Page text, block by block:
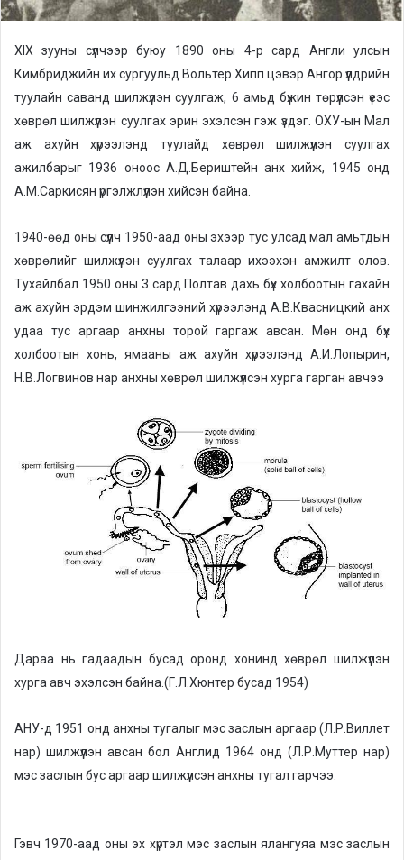
XIX зууны сүүлчээр буюу 1890 оны 4-р сард Англи улсын
Кимбриджийн их сургуульд Вольтер Хипп цэвэр Ангор үүлдрийн
туулайн саванд шилжүүлэн суулгаж, 6 амьд бүжин төрүүлсэн үеэс
хөврөл шилжүүлэн суулгах эрин эхэлсэн гэж үздэг. ОХУ-ын Мал
аж ахуйн хүрээлэнд туулайд хөврөл шилжүүлэн суулгах
ажилбарыг 1936 оноос А.Д.Бериштейн анх хийж, 1945 онд
А.М.Саркисян үргэлжлүүлэн хийсэн байна.
1940-өөд оны сүүлч 1950-аад оны эхээр тус улсад мал амьтдын
хөврөлийг шилжүүлэн суулгах талаар ихээхэн амжилт олов.
Тухайлбал 1950 оны 3 сард Полтав дахь бүх холбоотын гахайн
аж ахуйн эрдэм шинжилгээний хүрээлэнд А.В.Квасницкий анх
удаа тус аргаар анхны торой гаргаж авсан. Мөн онд бүх
холбоотын хонь, ямааны аж ахуйн хүрээлэнд А.И.Лопырин,
Н.В.Логвинов нар анхны хөврөл шилжүүлсэн хурга гарган авчээ
Дараа нь гадаадын бусад оронд хонинд хөврөл шилжүүлэн
хурга авч эхэлсэн байна.(Г.Л.Хюнтер бусад 1954)
АНУ-д 1951 онд анхны тугалыг мэс заслын аргаар (Л.Р.Виллет
нар) шилжүүлэн авсан бол Англид 1964 онд (Л.Р.Муттер нар)
мэс заслын бус аргаар шилжүүлсэн анхны тугал гарчээ.
Гэвч 1970-аад оны эх хүртэл мэс заслын ялангуяа мэс заслын